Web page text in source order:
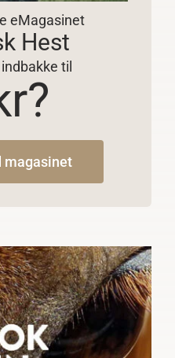
eMagasinet
Hest
til
magasinet